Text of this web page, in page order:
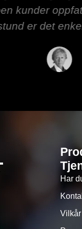
Ønsker du en
Har
Vilkår